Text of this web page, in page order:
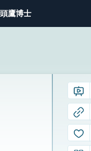
鷹博士